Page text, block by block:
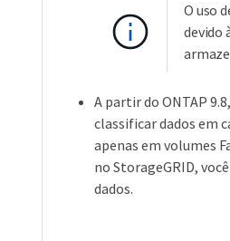
O uso
devido
A partir do ONTAP
classificar dados em
apenas em volumes
no StorageGRID,
dados.